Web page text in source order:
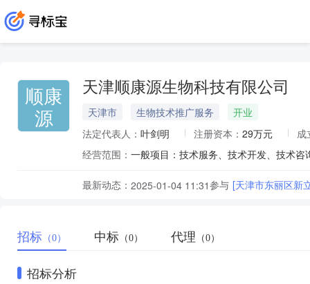
顺康
源
天津顺康源生物科技有限公司
天津市 生物技术推广服务
开业
法定代表人： 叶剑明 注册资本： 29万元
成
经营范围：
最新动态： 2025-01-04 11:31参与 [天津市东丽区新
招标 （0） 中标 （0） 代理 （0）
招标分析